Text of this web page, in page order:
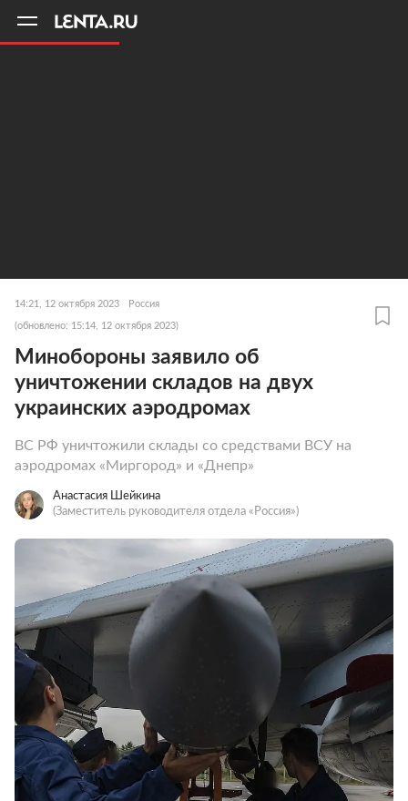
14:21, 12 октября 2023 Россия
(обновлено: 15:14, 12 октября 2023)
Минобороны заявило об
уничтожении складов на двух
украинских аэродромах
ВС РФ уничтожили склады со средствами ВСУ на
аэродромах «Миргород» и «Днепр»
Анастасия Шейкина
(Заместитель руководителя отдела «Россия»)